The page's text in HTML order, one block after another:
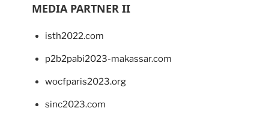
MEDIA PARTNER II
isth2022.com
p2b2pabi2023-makassar.com
wocfparis2023.org
sinc2023.com